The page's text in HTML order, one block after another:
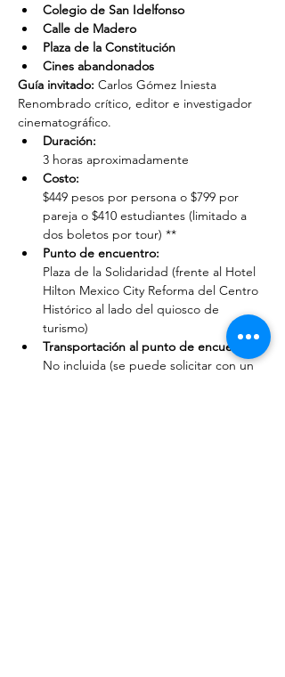
Colegio de San Idelfonso
Calle de Madero
Plaza de la Constitución
Cines abandonados
Guía invitado: Carlos Gómez Iniesta
Renombrado crítico, editor e investigador
cinematográfico.
Duración:
3 horas aproximadamente
Costo:
$449 pesos por persona o $799 por
pareja o $410 estudiantes (limitado a
dos boletos por tour) **
Punto de encuentro:
Plaza de la Solidaridad (frente al Hotel
Hilton Mexico City Reforma del Centro
Histórico al lado del quiosco de
turismo)
Transportación al punto de encuentro:
No incluida (se puede solicitar con un